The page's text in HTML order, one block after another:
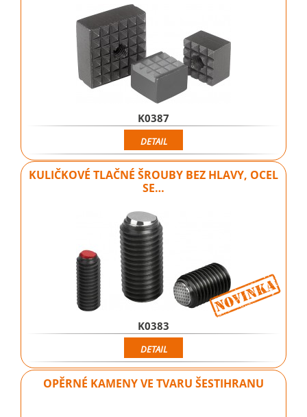
K0387
DETAIL
KULIČKOVÉ TLAČNÉ ŠROUBY BEZ HLAVY, OCEL
SE…
K0383
DETAIL
OPĚRNÉ KAMENY VE TVARU ŠESTIHRANU